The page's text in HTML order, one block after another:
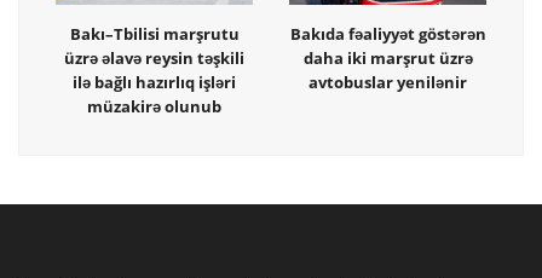
Bakı–Tbilisi marşrutu
üzrə əlavə reysin təşkili
ilə bağlı hazırlıq işləri
müzakirə olunub
Bakıda fəaliyyət göstərən
daha iki marşrut üzrə
avtobuslar yenilənir